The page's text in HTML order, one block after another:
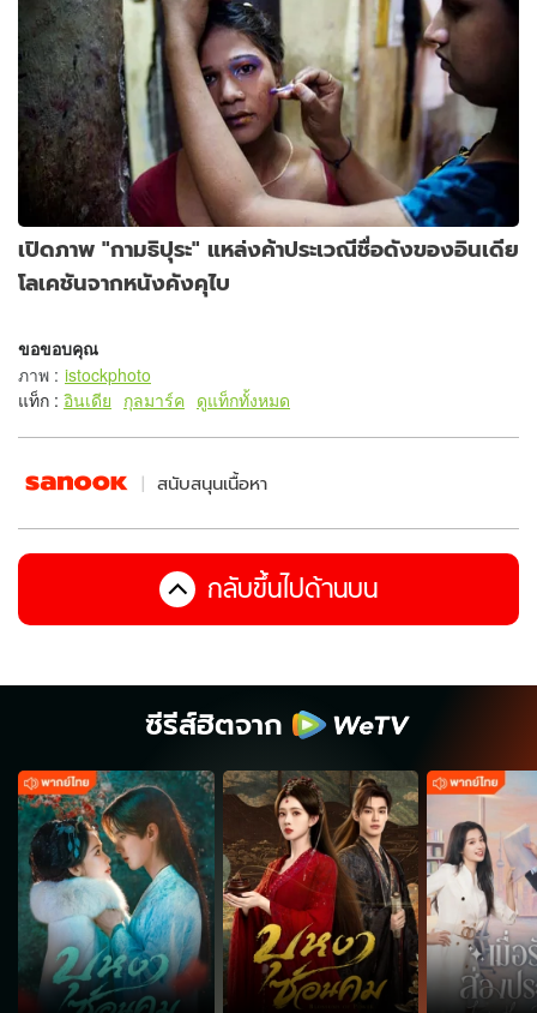
เปิดภาพ "กามธิปุระ" แหล่งค้าประเวณีชื่อดังของอินเดีย
โลเคชันจากหนังคังคุไบ
ขอขอบคุณ
ภาพ : istockphoto
แท็ก : อินเดีย กุลมาร์ค ดูแท็กทั้งหมด
สนับสนุนเนื้อหา
กลับขึ้นไปด้านบน
ซีรีส์ฮิตจาก